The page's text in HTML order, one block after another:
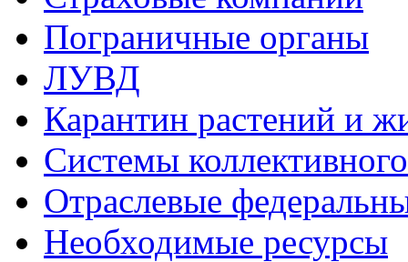
Пограничные органы
ЛУВД
Карантин растений и
Системы
Отраслевые
Необходимые ресурсы